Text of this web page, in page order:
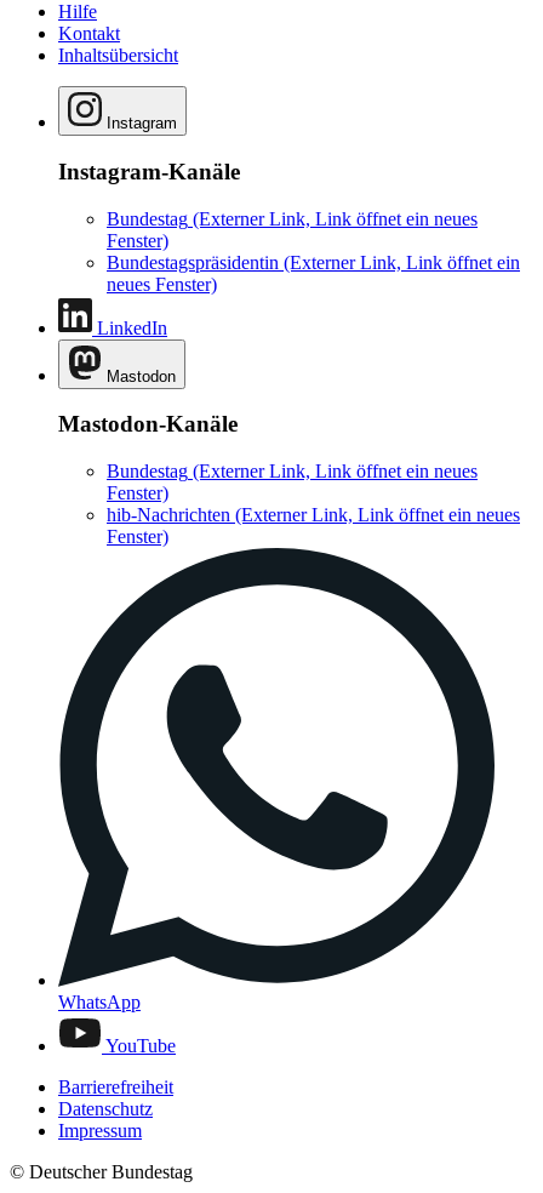
Hilfe
Kontakt
Inhaltsübersicht
Instagram
Instagram-Kanäle
Bundestag (Externer Link, Link öffnet ein neues
Fenster)
Bundestagspräsidentin (Externer Link, Link öffnet ein
neues Fenster)
LinkedIn
Mastodon
Mastodon-Kanäle
Bundestag (Externer Link, Link öffnet ein neues
Fenster)
hib-Nachrichten (Externer Link, Link öffnet ein neues
Fenster)
WhatsApp
YouTube
Barrierefreiheit
Datenschutz
Impressum
© Deutscher Bundestag